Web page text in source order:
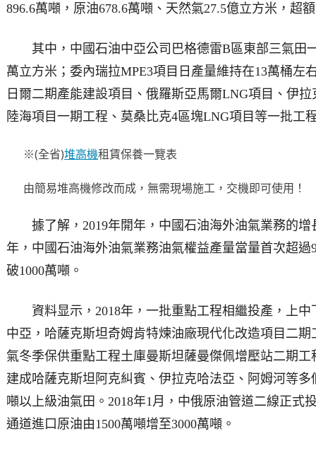
896.6萬噸，原油678.6萬噸、天然氣27.5億立方米，超
其中，中國石油中亞公司巴格德雷B區東部三氣田
萬立方米；委內瑞拉MPE3項目日產量維持在13萬桶左
日爾二期產能建設項目、俄羅斯亞馬爾LNG項目、伊
陸海項目一期工程、莫桑比克4區塊LNG項目等一批工
※(全省)堆高機租賃保養一覽表
由簡易堆高機修改而成，無需現場施工，交機即可使用！
據了解，2019年開年，中國石油海外油氣業務的增
年，中國石油海外油氣業務油氣權益產量當量首次超過
破1000萬噸。
資料显示，2018年，一批重點工程相繼投產，上中
中亞，哈薩克斯坦奇姆肯特煉油廠現代化改造項目二期
氣冬季保供重點工程土庫曼斯坦薩曼傑佩增壓站二期
建成哈薩克斯坦阿克糾賓、伊拉克哈法亞、阿姆河等多
噸以上級油氣田。2018年1月，中俄原油管道二線正式
通道進口原油由1500萬噸增至3000萬噸。